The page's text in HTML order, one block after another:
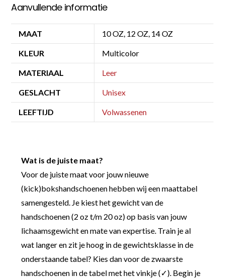
Aanvullende informatie
MAAT 10 OZ, 12 OZ, 14 OZ
KLEUR Multicolor
MATERIAAL Leer
GESLACHT Unisex
LEEFTIJD Volwassenen
Wat is de juiste maat?
Voor de juiste maat voor jouw nieuwe
(kick)bokshandschoenen hebben wij een maattabel
samengesteld. Je kiest het gewicht van de
handschoenen (2 oz t/m 20 oz) op basis van jouw
lichaamsgewicht en mate van expertise. Train je al
wat langer en zit je hoog in de gewichtsklasse in de
onderstaande tabel? Kies dan voor de zwaarste
handschoenen in de tabel met het vinkje (✓). Begin je